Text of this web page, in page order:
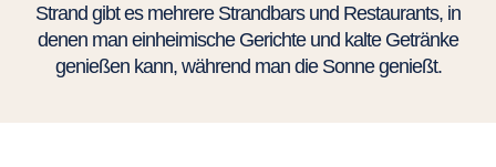
Strand gibt es mehrere Strandbars und Restaurants, in
denen man einheimische Gerichte und kalte Getränke
genießen kann, während man die Sonne genießt.